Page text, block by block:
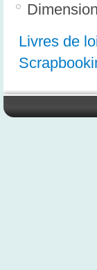
Livres de